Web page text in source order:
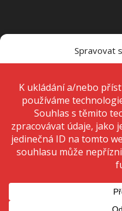
Spravovat
technologie, jako jsou soubory
zážitek z prohlížení a
těmito technologiemi nám
při procházení nebo jedinečná
odvolání souhlasu může
Pondělí – Pátek7:00
Sobota
Neděle